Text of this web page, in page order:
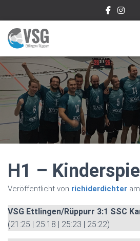
H1 – Kinderspiel
Veröffentlicht von richiderdichter am
VSG Ettlingen/Rüppurr 3:1 SSC
(21:25 | 25:18 | 25:23 | 25:22)